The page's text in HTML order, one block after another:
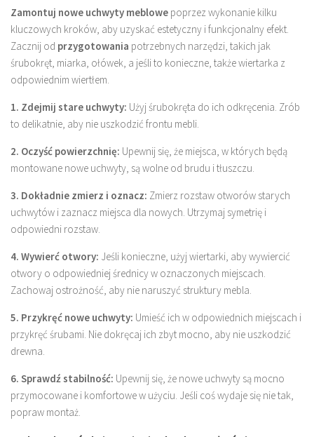
Zamontuj nowe uchwyty meblowe poprzez wykonanie kilku
kluczowych kroków, aby uzyskać estetyczny i funkcjonalny efekt.
Zacznij od przygotowania potrzebnych narzędzi, takich jak
śrubokręt, miarka, ołówek, a jeśli to konieczne, także wiertarka z
odpowiednim wiertłem.
1. Zdejmij stare uchwyty: Użyj śrubokręta do ich odkręcenia. Zrób
to delikatnie, aby nie uszkodzić frontu mebli.
2. Oczyść powierzchnię: Upewnij się, że miejsca, w których będą
montowane nowe uchwyty, są wolne od brudu i tłuszczu.
3. Dokładnie zmierz i oznacz: Zmierz rozstaw otworów starych
uchwytów i zaznacz miejsca dla nowych. Utrzymaj symetrię i
odpowiedni rozstaw.
4. Wywierć otwory: Jeśli konieczne, użyj wiertarki, aby wywiercić
otwory o odpowiedniej średnicy w oznaczonych miejscach.
Zachowaj ostrożność, aby nie naruszyć struktury mebla.
5. Przykręć nowe uchwyty: Umieść ich w odpowiednich miejscach i
przykręć śrubami. Nie dokręcaj ich zbyt mocno, aby nie uszkodzić
drewna.
6. Sprawdź stabilność: Upewnij się, że nowe uchwyty są mocno
przymocowane i komfortowe w użyciu. Jeśli coś wydaje się nie tak,
popraw montaż.